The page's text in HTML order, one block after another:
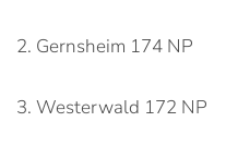
2. Gernsheim 174 NP
3. Westerwald 172 NP